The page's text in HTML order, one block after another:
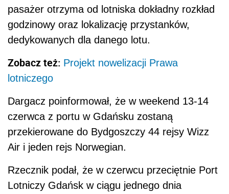
pasażer otrzyma od lotniska dokładny rozkład
godzinowy oraz lokalizację przystanków,
dedykowanych dla danego lotu.
Zobacz też: Projekt nowelizacji Prawa
lotniczego
Dargacz poinformował, że w weekend 13-14
czerwca z portu w Gdańsku zostaną
przekierowane do Bydgoszczy 44 rejsy Wizz
Air i jeden rejs Norwegian.
Rzecznik podał, że w czerwcu przeciętnie Port
Lotniczy Gdańsk w ciągu jednego dnia